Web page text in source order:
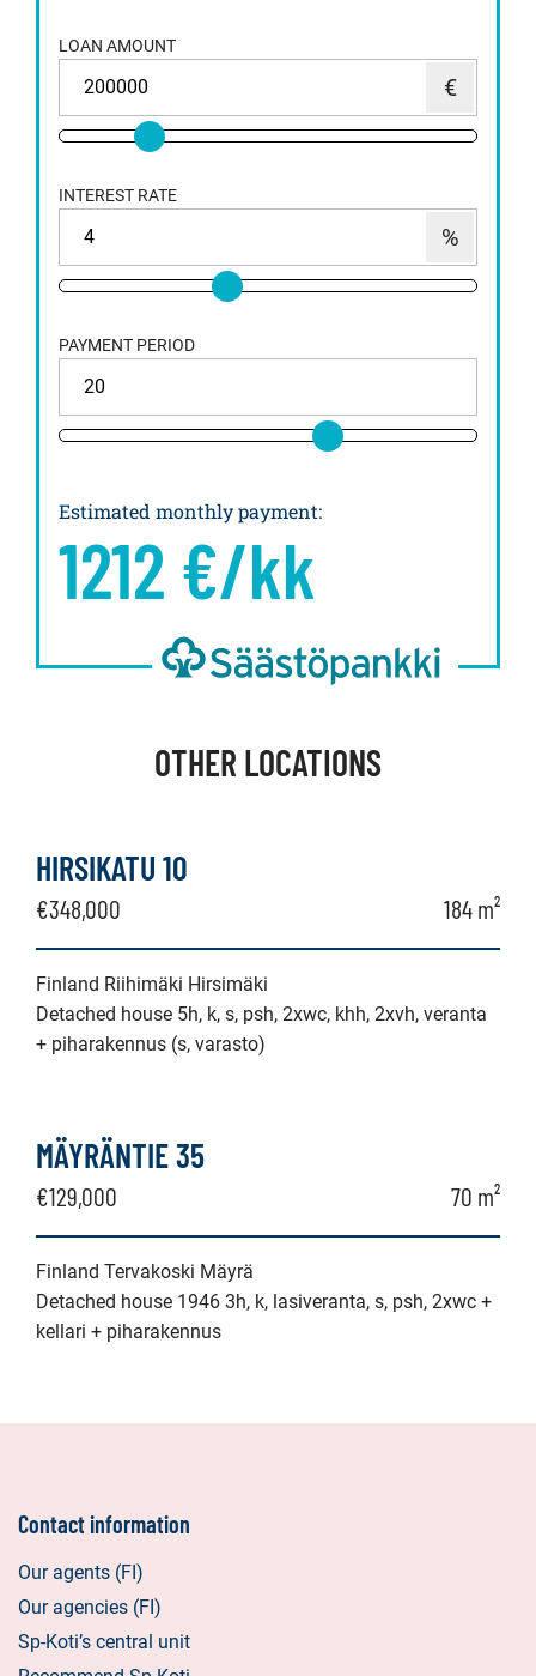
LOAN AMOUNT
INTEREST RATE
PAYMENT PERIOD
Estimated monthly payment:
1212 €/kk
OTHER LOCATIONS
HIRSIKATU 10
€348,000 184 m²
Finland Riihimäki Hirsimäki
Detached house 5h, k, s, psh, 2xwc, khh, 2xvh, veranta
+ piharakennus (s, varasto)
MÄYRÄNTIE 35
€129,000 70 m²
Finland Tervakoski Mäyrä
Detached house 1946 3h, k, lasiveranta, s, psh, 2xwc +
kellari + piharakennus
Contact information
Our agents (FI)
Our agencies (FI)
Sp-Koti’s central unit